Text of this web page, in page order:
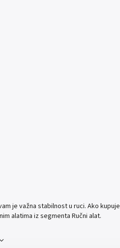
je važna stabilnost u ruci. Ako
alatima iz segmenta Ručni alat.